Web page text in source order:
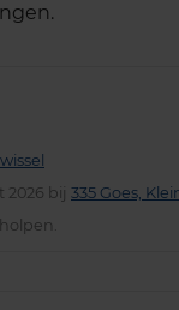
2026 bij 335 Goes,